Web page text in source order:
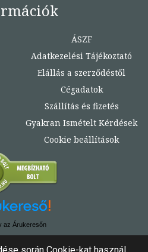
ÁSZF
Adatkezelési Tájékoztató
Elállás a szerződéstől
Cégadatok
Szállítás és fizetés
Gyakran Ismételt Kérdések
Cookie beállítások
az Árukeresőn